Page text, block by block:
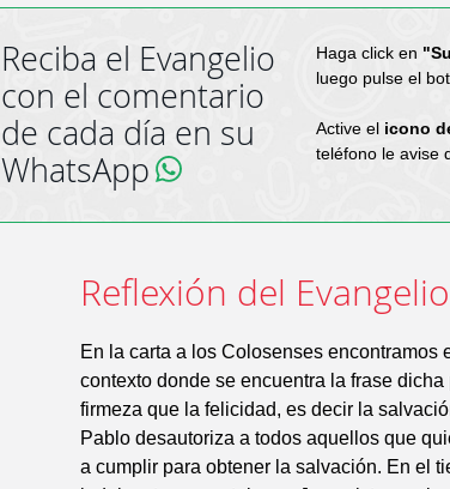
Reciba el Evangelio
con el comentario
de cada día en su
WhatsApp
Haga click en
luego pulse el
Active el icono
teléfono le avise
Reflexión del
En la carta a los Colosenses encontramos
contexto donde se encuentra la frase
firmeza que la felicidad, es decir la
Pablo desautoriza a todos aquellos que
a cumplir para obtener la salvación. En el